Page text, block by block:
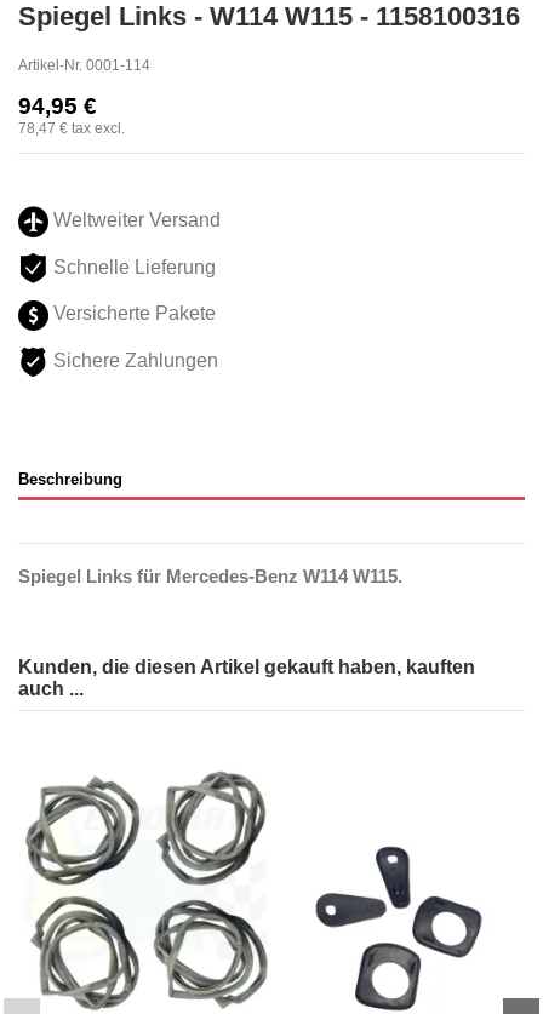
Spiegel Links - W114 W115 - 1158100316
Artikel-Nr. 0001-114
94,95 €
78,47 € tax excl.
Weltweiter Versand
Schnelle Lieferung
Versicherte Pakete
Sichere Zahlungen
Beschreibung
Spiegel Links für Mercedes-Benz W114 W115.
Kunden, die diesen Artikel gekauft haben, kauften
auch ...